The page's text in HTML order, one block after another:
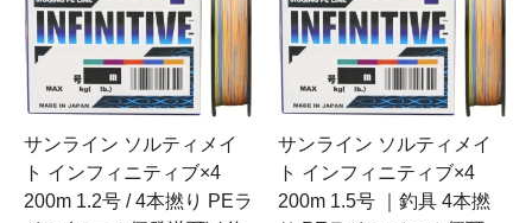
サンライン ソルティメイ
ト インフィニティブ×4
200m 1.2号 / 4本撚り PEラ
サンライン ソルティメイ
ト インフィニティブ×4
200m 1.5号 ｜釣具 4本撚